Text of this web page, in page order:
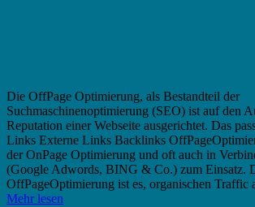
Die OffPage Optimierung, als Bestandteil der
Suchmaschinenoptimierung (SEO) ist auf den
Reputation einer Webseite ausgerichtet. Das
Links Externe Links Backlinks
der OnPage Optimierung und oft auch in
(Google Adwords, BING & Co.) zum Einsatz.
OffPageOptimierung ist es, organischen
Mehr lesen